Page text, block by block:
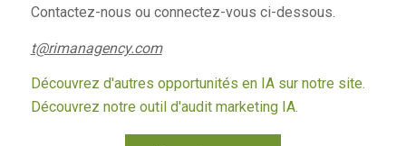
Contactez-nous ou connectez-vous ci-dessous.
t@rimanagency.com
Découvrez d'autres opportunités en IA sur notre site.
Découvrez notre outil d'audit marketing IA.